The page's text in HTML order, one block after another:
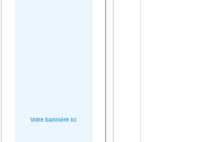
Votre bannière ici